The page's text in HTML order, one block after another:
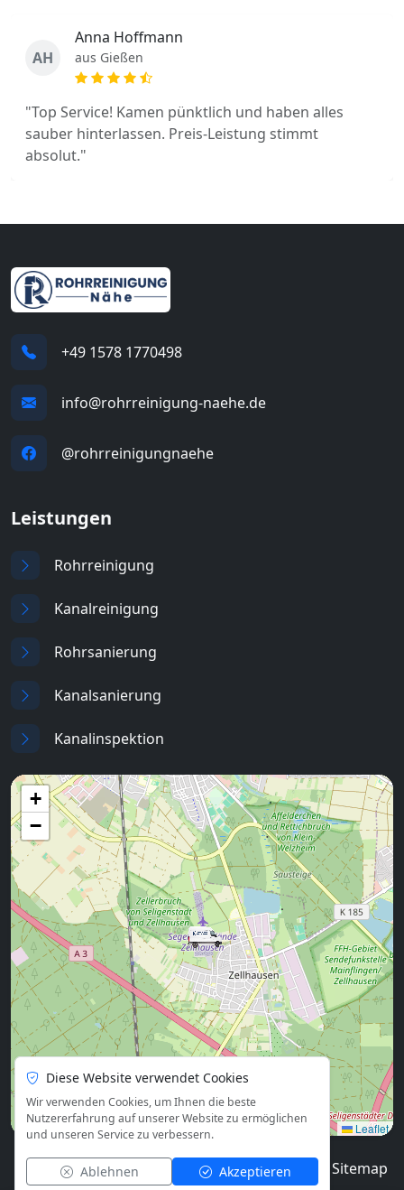
AH
Anna Hoffmann
aus Gießen
"Top Service! Kamen pünktlich und haben alles
sauber hinterlassen. Preis-Leistung stimmt
absolut."
+49 1578 1770498
info@rohrreinigung-naehe.de
@rohrreinigungnaehe
Leistungen
Rohrreinigung
Kanalreinigung
Rohrsanierung
Kanalsanierung
Kanalinspektion
+
−
Leaflet
© 2026 Blog Impressum Datenschutz Sitemap
Diese Website verwendet Cookies
Wir verwenden Cookies, um Ihnen die beste
Nutzererfahrung auf unserer Website zu ermöglichen
und unseren Service zu verbessern.
Ablehnen Akzeptieren